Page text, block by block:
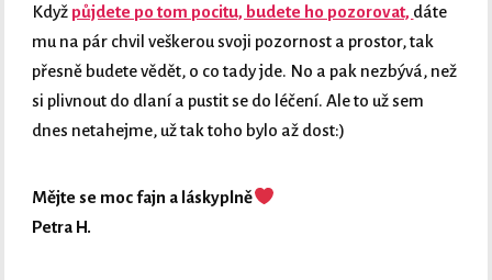
Když půjdete po tom pocitu, budete ho pozorovat, dáte
mu na pár chvil veškerou svoji pozornost a prostor, tak
přesně budete vědět, o co tady jde. No a pak nezbývá, než
si plivnout do dlaní a pustit se do léčení. Ale to už sem
dnes netahejme, už tak toho bylo až dost:)
Mějte se moc fajn a láskyplně
Petra H.